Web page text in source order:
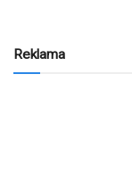
Reklama